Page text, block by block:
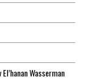
Wasserman